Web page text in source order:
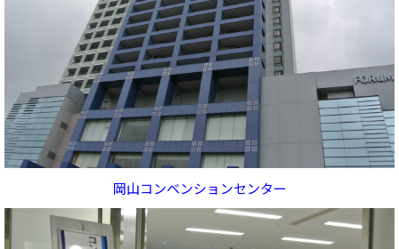
岡山コンベンションセンター